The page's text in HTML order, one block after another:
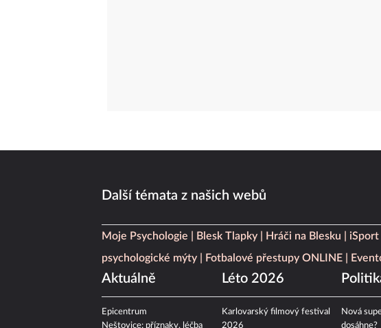
Další témata z našich webů
Moje Psychologie Blesk Tlapky Hráči na Blesku iSport
psychologické mýty
Fotbalové přestupy ONLINE
Aktuálně
Epicentrum
Neštovice: příznaky, léčba
Léto 2026
Karlovarský filmový festival
2026
Nová
dosáhne?